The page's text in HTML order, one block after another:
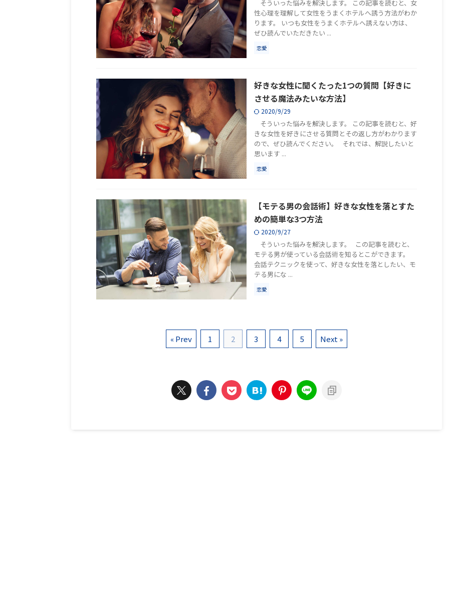
そういった悩みを解決します。 この記事を読むと、女
性心理を理解して女性をうまくホテルへ誘う方法がわか
ります。 いつも女性をうまくホテルへ誘えない方は、
ぜひ読んでいただきたい ...
恋愛
好きな女性に聞くたった1つの質問【好きに
させる魔法みたいな方法】
2020/9/29
そういった悩みを解決します。 この記事を読むと、好
きな女性を好きにさせる質問とその返し方がわかります
ので、ぜひ読んでください。 それでは、解説したいと
思います ...
恋愛
【モテる男の会話術】好きな女性を落とすた
めの簡単な3つ方法
2020/9/27
そういった悩みを解決します。 この記事を読むと、
モテる男が使っている会話術を知るとこができます。
会話テクニックを使って、好きな女性を落としたい、モ
テる男にな ...
恋愛
« Prev 1 2 3 4 5 Next »